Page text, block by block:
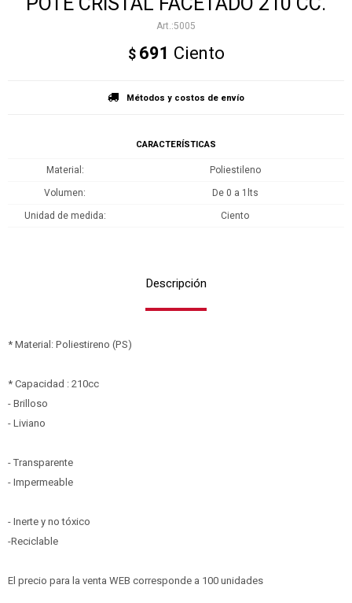
5005
$ 691 Ciento
Métodos y costos de envío
CARACTERÍSTICAS
Material
Poliestileno
Volumen
De 0 a 1lts
Unidad de medida
Ciento
Descripción
* Material: Poliestireno (PS)
* Capacidad : 210cc
- Brilloso
- Liviano
- Transparente
- Impermeable
- Inerte y no tóxico
-Reciclable
El precio para la venta WEB corresponde a 100 unidades